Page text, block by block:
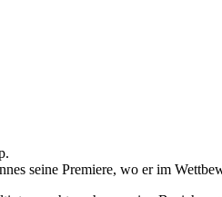
seine Premiere, wo er im